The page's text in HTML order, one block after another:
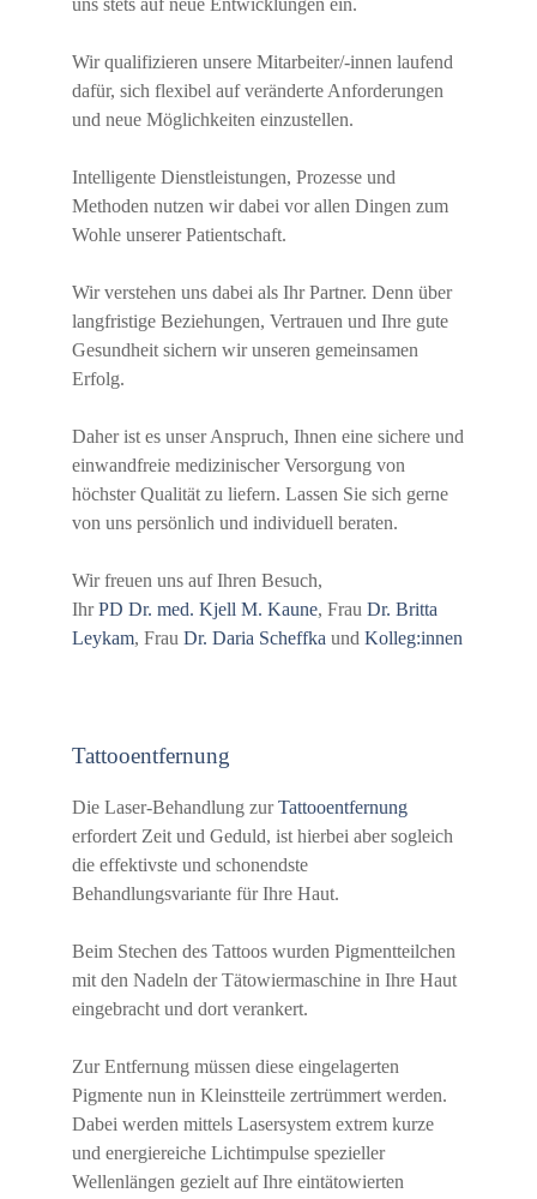
uns stets auf neue Entwicklungen ein.
Wir qualifizieren unsere Mitarbeiter/-innen laufend
dafür, sich flexibel auf veränderte Anforderungen
und neue Möglichkeiten einzustellen.
Intelligente Dienstleistungen, Prozesse und
Methoden nutzen wir dabei vor allen Dingen zum
Wohle unserer Patientschaft.
Wir verstehen uns dabei als Ihr Partner. Denn über
langfristige Beziehungen, Vertrauen und Ihre gute
Gesundheit sichern wir unseren gemeinsamen
Erfolg.
Daher ist es unser Anspruch, Ihnen eine sichere und
einwandfreie medizinischer Versorgung von
höchster Qualität zu liefern. Lassen Sie sich gerne
von uns persönlich und individuell beraten.
Wir freuen uns auf Ihren Besuch,
IhrPD Dr. med. Kjell M. Kaune, Frau Dr. Britta
Leykam, Frau Dr. Daria Scheffka und Kolleg:innen
Tattooentfernung
Die Laser-Behandlung zurTattooentfernung
erfordert Zeit und Geduld, ist hierbei aber sogleich
die effektivste und schonendste
Behandlungsvariante für Ihre Haut.
Beim Stechen des Tattoos wurden Pigmentteilchen
mit den Nadeln der Tätowiermaschine in Ihre Haut
eingebracht und dort verankert.
Zur Entfernung müssen diese eingelagerten
Pigmente nun in Kleinstteile zertrümmert werden.
Dabei werden mittels Lasersystem extrem kurze
und energiereiche Lichtimpulse spezieller
Wellenlängen gezielt auf Ihre eintätowierten